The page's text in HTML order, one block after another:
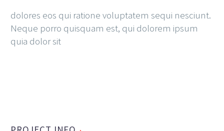
dolores eos qui ratione voluptatem sequi nesciunt.
Neque porro quisquam est, qui dolorem ipsum
quia dolor sit